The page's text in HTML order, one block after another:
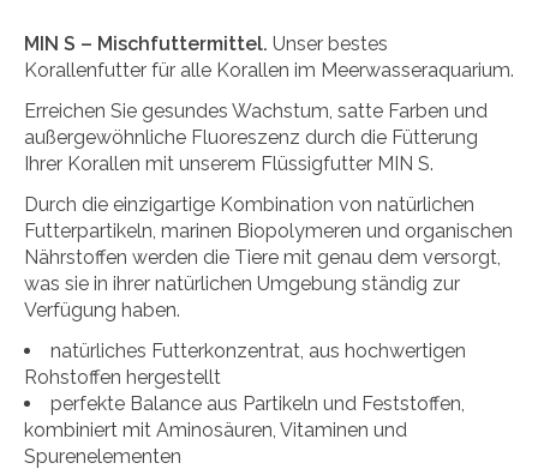
MIN S – Mischfuttermittel. Unser bestes
Korallenfutter für alle Korallen im Meerwasseraquarium.
Erreichen Sie gesundes Wachstum, satte Farben und
außergewöhnliche Fluoreszenz durch die Fütterung
Ihrer Korallen mit unserem Flüssigfutter MIN S.
Durch die einzigartige Kombination von natürlichen
Futterpartikeln, marinen Biopolymeren und organischen
Nährstoffen werden die Tiere mit genau dem versorgt,
was sie in ihrer natürlichen Umgebung ständig zur
Verfügung haben.
natürliches Futterkonzentrat, aus hochwertigen
Rohstoffen hergestellt
perfekte Balance aus Partikeln und Feststoffen,
kombiniert mit Aminosäuren, Vitaminen und
Spurenelementen